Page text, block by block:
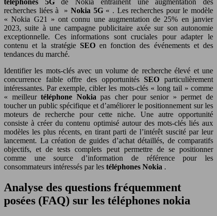
téléphones 5Gde Nokia entraînent une augmentation des
recherches liées à »Nokia 5G « . Les recherches pour le modèle
« Nokia G21 » ont connu une augmentation de 25% en janvier
2023, suite à une campagne publicitaire axée sur son autonomie
exceptionnelle. Ces informations sont cruciales pour adapter le
contenu et la stratégie SEOen fonction des événements et des
tendances du marché.
Identifier les mots-clés avec un volume de recherche élevé et une
concurrence faible offre des opportunitésSEOparticulièrement
intéressantes. Par exemple, cibler les mots-clés « long tail » comme
« meilleurtéléphone Nokiapas cher pour senior » permet de
toucher un public spécifique et d’améliorer le positionnement sur les
moteurs de recherche pour cette niche. Une autre opportunité
consiste à créer du contenu optimisé autour des mots-clés liés aux
modèles les plus récents, en tirant parti de l’intérêt suscité par leur
lancement. La création de guides d’achat détaillés, de comparatifs
objectifs, et de tests complets peut permettre de se positionner
comme une source d’information de référence pour les
consommateurs intéressés par les téléphones Nokia .
Analyse des questions fréquemment
posées (FAQ) sur les téléphones nokia